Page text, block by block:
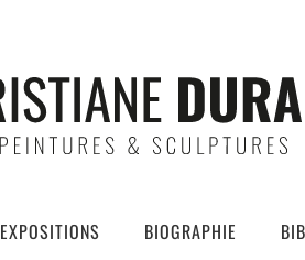
EXPOSITIONS BIOGRAPHIE